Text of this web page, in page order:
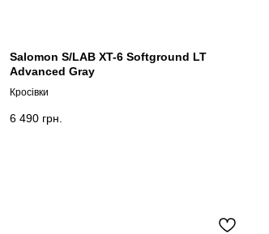
Salomon S/LAB XT-6 Softground LT
Advanced Gray
Кросівки
6 490 грн.